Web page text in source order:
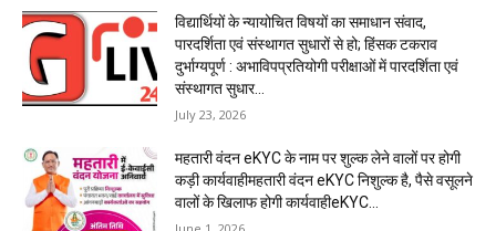
विद्यार्थियों के न्यायोचित विषयों का समाधान संवाद,
पारदर्शिता एवं संस्थागत सुधारों से हो; हिंसक टकराव
दुर्भाग्यपूर्ण : अभाविपप्रतियोगी परीक्षाओं में पारदर्शिता एवं
संस्थागत सुधार...
July 23, 2026
महतारी वंदन eKYC के नाम पर शुल्क लेने वालों पर होगी
कड़ी कार्यवाहीमहतारी वंदन eKYC निशुल्क है, पैसे वसूलने
वालों के खिलाफ होगी कार्यवाहीeKYC...